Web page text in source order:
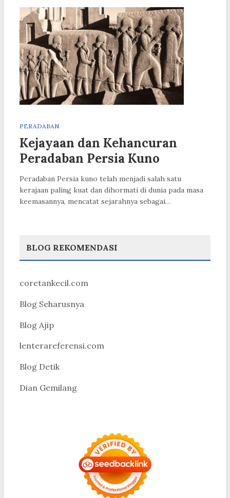
PERADABAN
Kejayaan dan Kehancuran
Peradaban Persia Kuno
Peradaban Persia kuno telah menjadi salah satu
kerajaan paling kuat dan dihormati di dunia pada masa
keemasannya, mencatat sejarahnya sebagai…
BLOG REKOMENDASI
coretankecil.com
Blog Seharusnya
Blog Ajip
lenterareferensi.com
Blog Detik
Dian Gemilang